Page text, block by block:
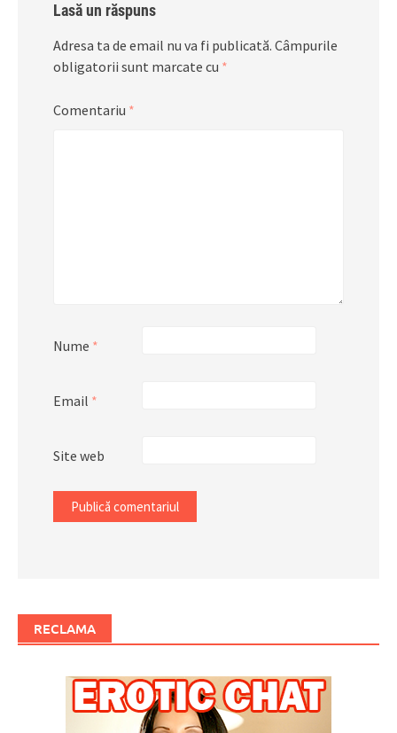
Lasă un răspuns
Adresa ta de email nu va fi publicată. Câmpurile
obligatorii sunt marcate cu *
Comentariu *
Nume *
Email *
Site web
RECLAMA